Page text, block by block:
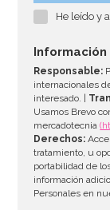
He leído y
Responsable:
internacionales
interesado. |
Usamos Brevo
mercadotecnia
Derechos:
tratamiento, u
portabilidad de
información
Personales en